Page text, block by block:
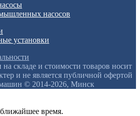
насосов
установки
складе и стоимости товаров носит
и не является публичной офертой
© 2014-2026, Минск
время.